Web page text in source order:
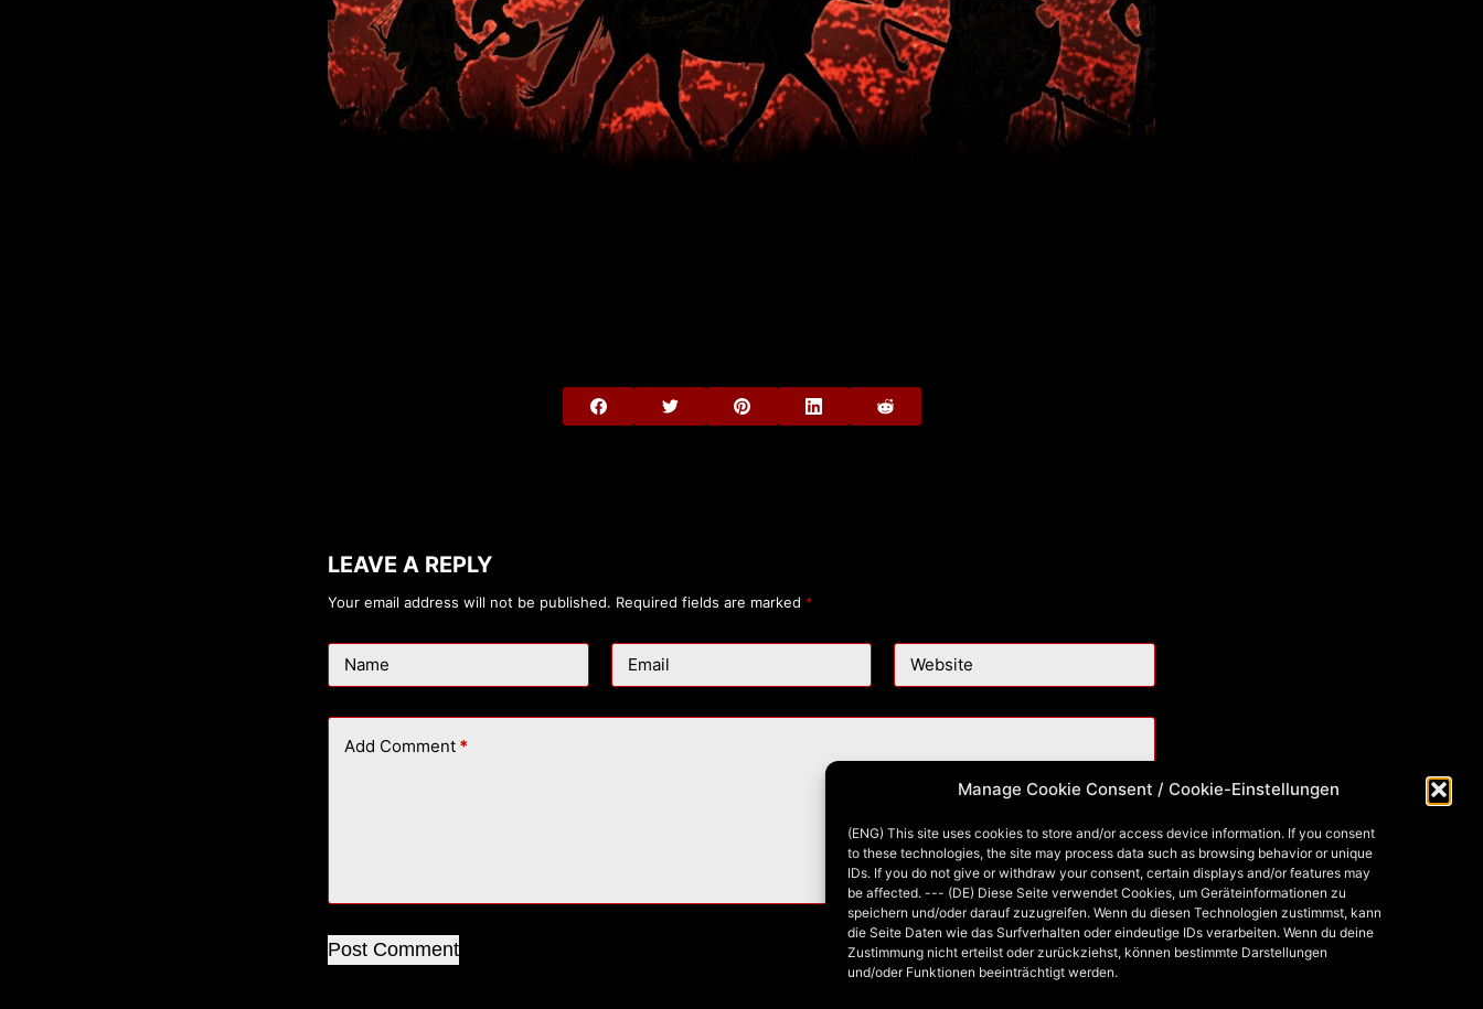
Manage Cookie Consent / Cookie-Einstellungen
(ENG) This site uses cookies to store and/or access device information. If you consent
to these technologies, the site may process data such as browsing behavior or unique
IDs. If you do not give or withdraw your consent, certain displays and/or features may
be affected. --- (DE) Diese Seite verwendet Cookies, um Geräteinformationen zu
speichern und/oder darauf zuzugreifen. Wenn du diesen Technologien zustimmst, kann
die Seite Daten wie das Surfverhalten oder eindeutige IDs verarbeiten. Wenn du deine
Zustimmung nicht erteilst oder zurückziehst, können bestimmte Darstellungen
und/oder Funktionen beeinträchtigt werden.
LEAVE A REPLY
Your email address will not be published. Required fields are marked *
Name Email Website
Add Comment *
Post Comment